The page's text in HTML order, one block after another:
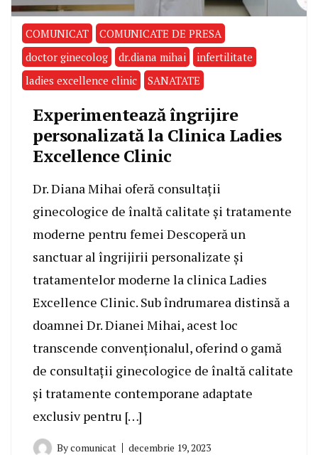
COMUNICAT
COMUNICATE DE PRESA
doctor ginecolog
dr.diana mihai
infertilitate
ladies excellence clinic
SANATATE
Experimentează îngrijire
personalizată la Clinica Ladies
Excellence Clinic
Dr. Diana Mihai oferă consultații
ginecologice de înaltă calitate și tratamente
moderne pentru femei Descoperă un
sanctuar al îngrijirii personalizate și
tratamentelor moderne la clinica Ladies
Excellence Clinic. Sub îndrumarea distinsă a
doamnei Dr. Dianei Mihai, acest loc
transcende convenționalul, oferind o gamă
de consultații ginecologice de înaltă calitate
și tratamente contemporane adaptate
exclusiv pentru […]
Bycomunicat decembrie 19, 2023